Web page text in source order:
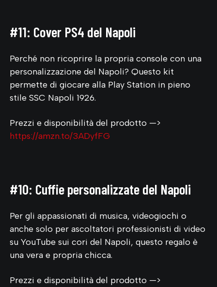
#11: Cover PS4 del Napoli
Perché non ricoprire la propria console con una
personalizzazione del Napoli? Questo kit
permette di giocare alla Play Station in pieno
stile SSC Napoli 1926.
Prezzi e disponibilità del prodotto —>
https://amzn.to/3ADyfFG
#10: Cuffie personalizzate del Napoli
Per gli appassionati di musica, videogiochi o
anche solo per ascoltatori professionisti di video
su YouTube sui cori del Napoli, questo regalo è
una vera e propria chicca.
Prezzi e disponibilità del prodotto —>